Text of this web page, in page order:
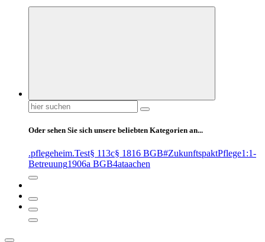
Suchen
nach:
Oder sehen Sie sich unsere beliebten Kategorien an...
.pflegeheim.Test§ 113c§ 1816 BGB#ZukunftspaktPflege1:1-
Betreuung1906a BGB4ataachen